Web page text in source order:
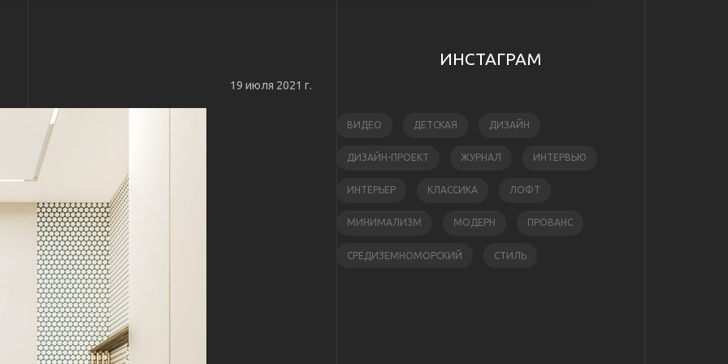
19 июля 2021 г.
ИНСТАГРАМ
ВИДЕО ДЕТСКАЯ ДИЗАЙН
ДИЗАЙН-ПРОЕКТ ЖУРНАЛ ИНТЕРВЬЮ
ИНТЕРЬЕР КЛАССИКА ЛОФТ
МИНИМАЛИЗМ МОДЕРН ПРОВАНС
СРЕДИЗЕМНОМОРСКИЙ СТИЛЬ